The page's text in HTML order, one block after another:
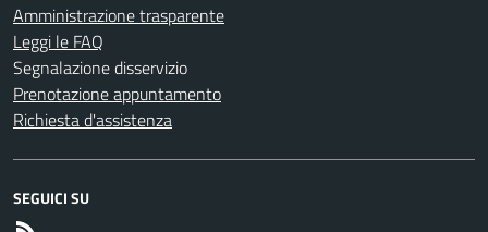
Amministrazione trasparente
Leggi le FAQ
Segnalazione disservizio
Prenotazione appuntamento
Richiesta d'assistenza
SEGUICI SU